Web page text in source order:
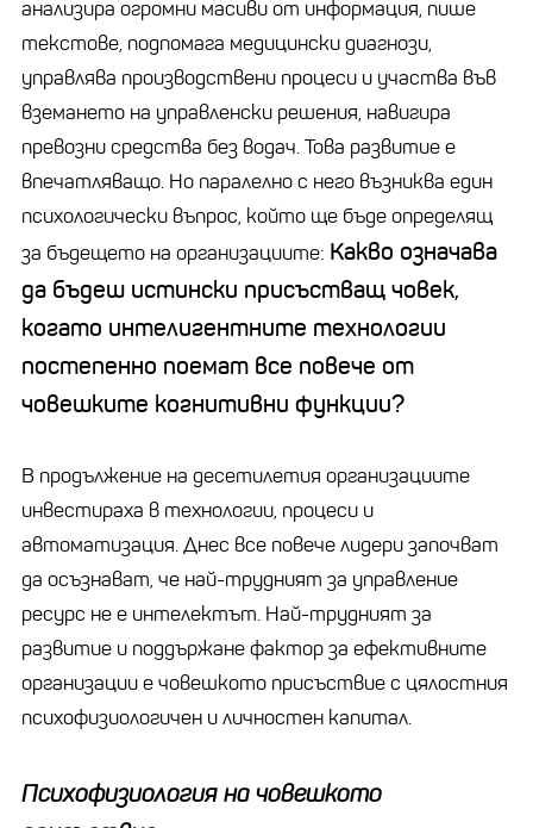
анализира огромни масиви от информация, пише
текстове, подпомага медицински диагнози,
управлява производствени процеси и участва във
вземането на управленски решения, навигира
превозни средства без водач. Това развитие е
впечатляващо. Но паралелно с него възниква един
психологически въпрос, който ще бъде определящ
за бъдещето на организациите: Какво означава
да бъдеш истински присъстващ човек,
когато интелигентните технологии
постепенно поемат все повече от
човешките когнитивни функции?
В продължение на десетилетия организациите
инвестираха в технологии, процеси и
автоматизация. Днес все повече лидери започват
да осъзнават, че най-трудният за управление
ресурс не е интелектът. Най-трудният за
развитие и поддържане фактор за ефективните
организации е човешкото присъствие с цялостния
психофизиологичен и личностен капитал.
Психофизиология на човешкото